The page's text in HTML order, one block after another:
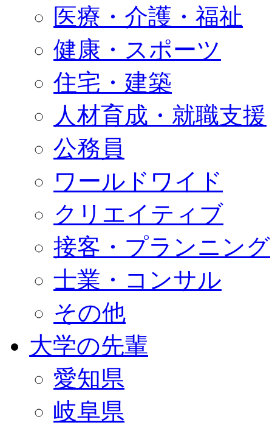
医療・介護・福祉
健康・スポーツ
住宅・建築
人材育成・就職支援
公務員
ワールドワイド
クリエイティブ
接客・プランニング
士業・コンサル
その他
大学の先輩
愛知県
岐阜県